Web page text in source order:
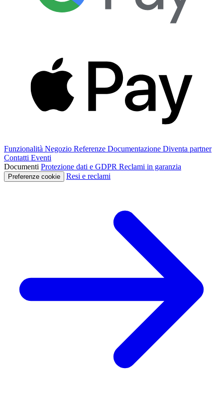
Funzionalità Negozio Referenze Documentazione Diventa partner
Contatti Eventi
Documenti Protezione dati e GDPR Reclami in garanzia
Preferenze cookie Resi e reclami